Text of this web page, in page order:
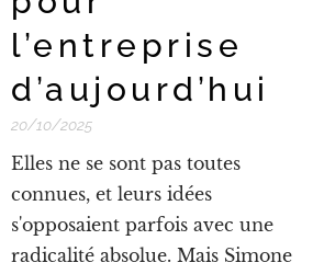
l’entreprise
d’aujourd’hui
20/10/2025
Elles ne se sont pas toutes
connues, et leurs idées
s'opposaient parfois avec une
radicalité absolue. Mais Simone